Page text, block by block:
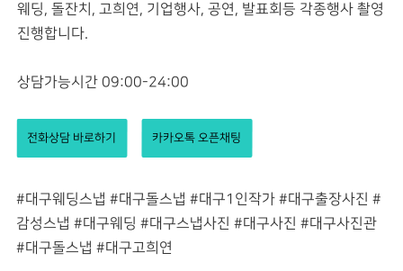
웨딩, 돌잔치, 고희연, 기업행사, 공연, 발표회등 각종행사 촬영
진행합니다.
상담가능시간 09:00-24:00
전화상담 바로하기 카카오톡 오픈채팅
#대구웨딩스냅 #대구돌스냅 #대구1인작가 #대구출장사진 #
감성스냅 #대구웨딩 #대구스냅사진 #대구사진 #대구사진관
#대구돌스냅 #대구고희연